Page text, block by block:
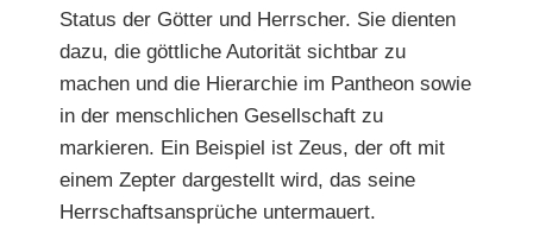
Status der Götter und Herrscher. Sie dienten
dazu, die göttliche Autorität sichtbar zu
machen und die Hierarchie im Pantheon sowie
in der menschlichen Gesellschaft zu
markieren. Ein Beispiel ist Zeus, der oft mit
einem Zepter dargestellt wird, das seine
Herrschaftsansprüche untermauert.